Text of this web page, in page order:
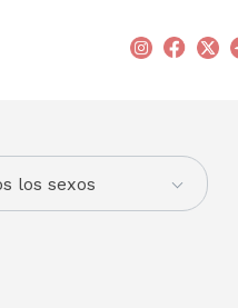
los sexos